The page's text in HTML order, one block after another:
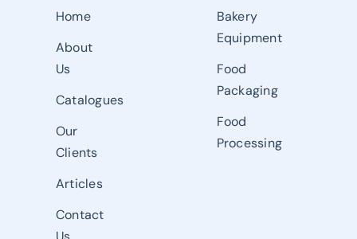
Home
About
Us
Catalogues
Our
Clients
Articles
Contact
Bakery
Equipment
Food
Packaging
Food
Processing